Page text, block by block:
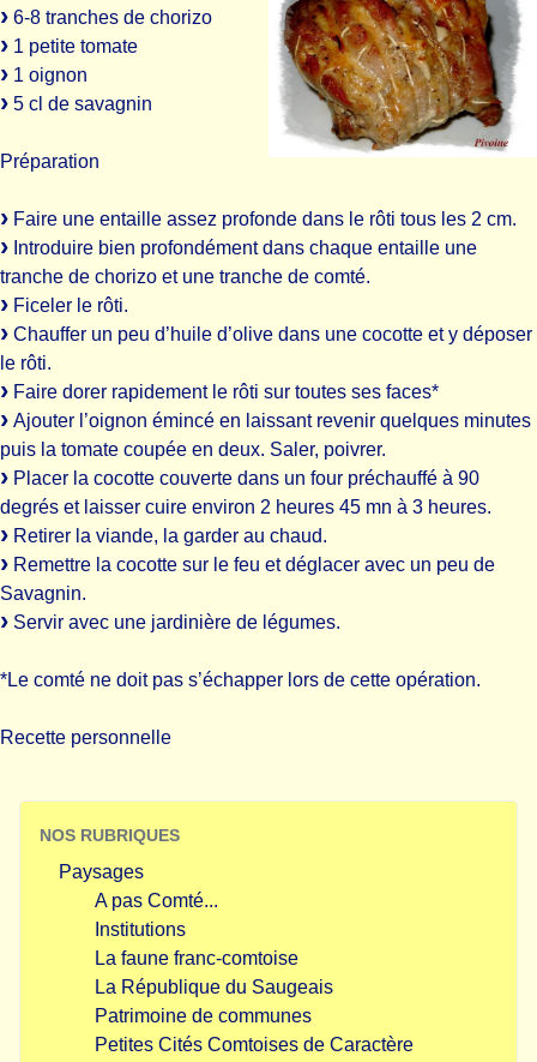
6-8 tranches de chorizo
1 petite tomate
1 oignon
5 cl de savagnin
Préparation
Faire une entaille assez profonde dans le rôti tous les 2 cm.
Introduire bien profondément dans chaque entaille une
tranche de chorizo et une tranche de comté.
Ficeler le rôti.
Chauffer un peu d’huile d’olive dans une cocotte et y déposer
le rôti.
Faire dorer rapidement le rôti sur toutes ses faces*
Ajouter l’oignon émincé en laissant revenir quelques minutes
puis la tomate coupée en deux. Saler, poivrer.
Placer la cocotte couverte dans un four préchauffé à 90
degrés et laisser cuire environ 2 heures 45 mn à 3 heures.
Retirer la viande, la garder au chaud.
Remettre la cocotte sur le feu et déglacer avec un peu de
Savagnin.
Servir avec une jardinière de légumes.
*Le comté ne doit pas s’échapper lors de cette opération.
Recette personnelle
NOS RUBRIQUES
Paysages
A pas Comté...
Institutions
La faune franc-comtoise
La République du Saugeais
Patrimoine de communes
Petites Cités Comtoises de Caractère